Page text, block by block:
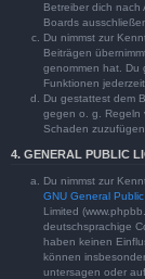
Betreiber dich
Boards
Du nimmst zur
Beiträgen
genommen hat. Du
Funktionen
Du gestattest dem
gegen o. g. Regeln
Schaden zuzufügen.
4. GENERAL PUBLIC
Du nimmst zur
GNU General
Limited
deutschsprachige
haben keinen
können
untersagen oder